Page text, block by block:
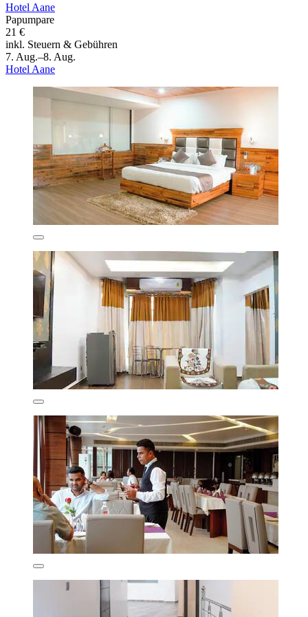
Hotel Aane
Papumpare
21 €
inkl. Steuern & Gebühren
7. Aug.–8. Aug.
Hotel Aane